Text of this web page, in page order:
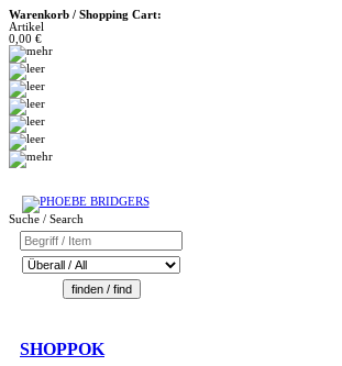
Warenkorb / Shopping Cart:
Artikel
0,00 €
Suche / Search
SHOPPOK